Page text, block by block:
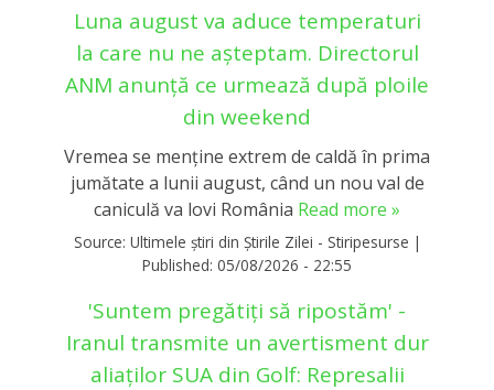
Luna august va aduce temperaturi
la care nu ne așteptam. Directorul
ANM anunță ce urmează după ploile
din weekend
Vremea se menține extrem de caldă în prima
jumătate a lunii august, când un nou val de
caniculă va lovi România Read more »
Source: Ultimele știri din Știrile Zilei - Stiripesurse |
Published: 05/08/2026 - 22:55
'Suntem pregătiți să ripostăm' -
Iranul transmite un avertisment dur
aliaților SUA din Golf: Represalii